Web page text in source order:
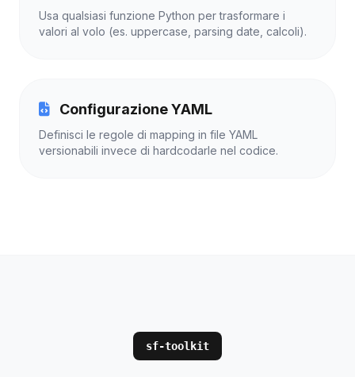
Usa qualsiasi funzione Python per trasformare i
valori al volo (es. uppercase, parsing date, calcoli).
Configurazione YAML
Definisci le regole di mapping in file YAML
versionabili invece di hardcodarle nel codice.
sf-toolkit